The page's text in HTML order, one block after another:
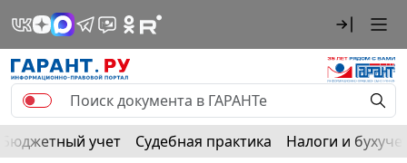
Бюджетный учет Судебная практика Налоги и